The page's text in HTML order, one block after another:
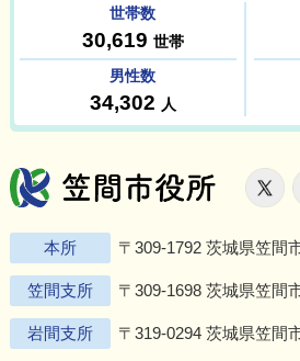
笠間 X
本所 〒309-1792 茨城県笠間
笠間支所 〒309-1698 茨城県笠間
岩間支所 〒319-0294 茨城県笠間